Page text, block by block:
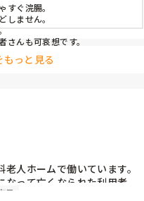
すぐ浣腸。
しません。
さんも可哀想です。
もっと見る
人ホームで働いています。
って亡くなられた利用者。
ケア